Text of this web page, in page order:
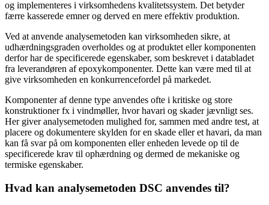
og implementeres i virksomhedens kvalitetssystem. Det betyder
færre kasserede emner og derved en mere effektiv produktion.
Ved at anvende analysemetoden kan virksomheden sikre, at
udhærdningsgraden overholdes og at produktet eller komponenten
derfor har de specificerede egenskaber, som beskrevet i databladet
fra leverandøren af epoxykomponenter. Dette kan være med til at
give virksomheden en konkurrencefordel på markedet.
Komponenter af denne type anvendes ofte i kritiske og store
konstruktioner fx i vindmøller, hvor havari og skader jævnligt ses.
Her giver analysemetoden mulighed for, sammen med andre test, at
placere og dokumentere skylden for en skade eller et havari, da man
kan få svar på om komponenten eller enheden levede op til de
specificerede krav til ophærdning og dermed de mekaniske og
termiske egenskaber.
Hvad kan analysemetoden DSC anvendes til?